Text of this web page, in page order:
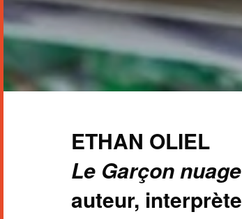
ETHAN OLIEL
Le Garçon nuage
auteur, interprète